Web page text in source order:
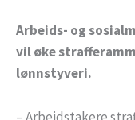
Arbeids- og
vil øke
lønnstyveri.